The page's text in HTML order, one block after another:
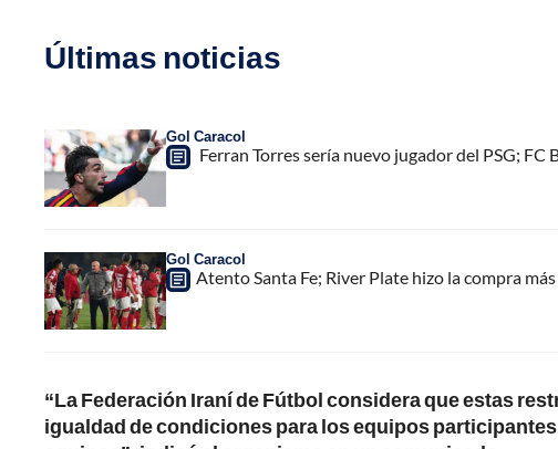
Últimas noticias
Gol Caracol
Ferran Torres sería nuevo jugador del PSG; FC
Gol Caracol
Atento Santa Fe; River Plate hizo la compra
“La Federación Iraní de Fútbol considera que estas
igualdad de condiciones para los equipos